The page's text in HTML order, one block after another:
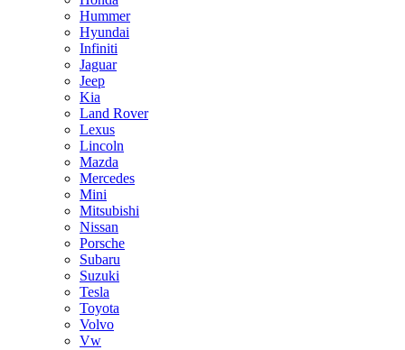
Hummer
Hyundai
Infiniti
Jaguar
Jeep
Kia
Land Rover
Lexus
Lincoln
Mazda
Mercedes
Mini
Mitsubishi
Nissan
Porsche
Subaru
Suzuki
Tesla
Toyota
Volvo
Vw